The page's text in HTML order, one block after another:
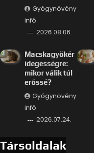
Gyógynövény
infó
2026.08.06.
Macskagyökér
idegességre:
mikor válik túl
erőssé?
Gyógynövény
infó
2026.07.24.
Társoldalak